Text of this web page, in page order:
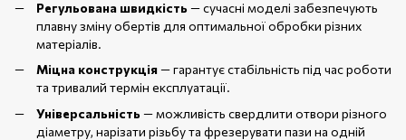
Регульована швидкість— сучасні моделі забезпечують
плавну зміну обертів для оптимальної обробки різних
матеріалів.
Міцна конструкція— гарантує стабільність під час роботи
та тривалий термін експлуатації.
Універсальність— можливість свердлити отвори різного
діаметру, нарізати різьбу та фрезерувати пази на одній